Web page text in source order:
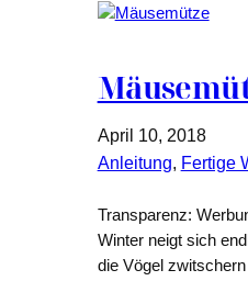
April 10, 2018
Anleitung, Fertige
Transparenz:
Winter neigt sich
die Vögel